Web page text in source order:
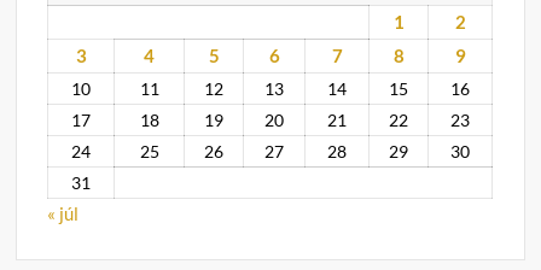
1
2
3
4 5 6 7 8 9
10 11 12 13 14 15
16
17
18 19 20 21 22
23
24
25 26 27 28 29
30
31
« júl